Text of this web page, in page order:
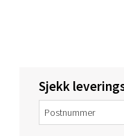
Sjekk
0 i butikk